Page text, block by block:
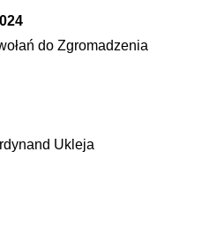
do Zgromadzenia
Ukleja